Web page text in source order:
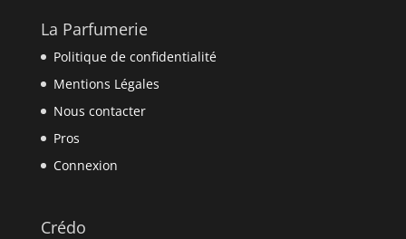
La Parfumerie
Politique de confidentialité
Mentions Légales
Nous contacter
Pros
Connexion
Crédo